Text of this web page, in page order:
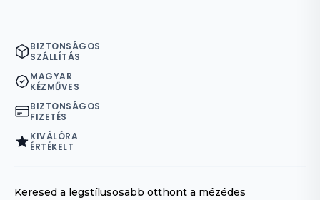
BIZTONSÁGOS
SZÁLLÍTÁS
MAGYAR
KÉZMŰVES
BIZTONSÁGOS
FIZETÉS
KIVÁLÓRA
ÉRTÉKELT
Keresed a legstílusosabb otthont a mézédes